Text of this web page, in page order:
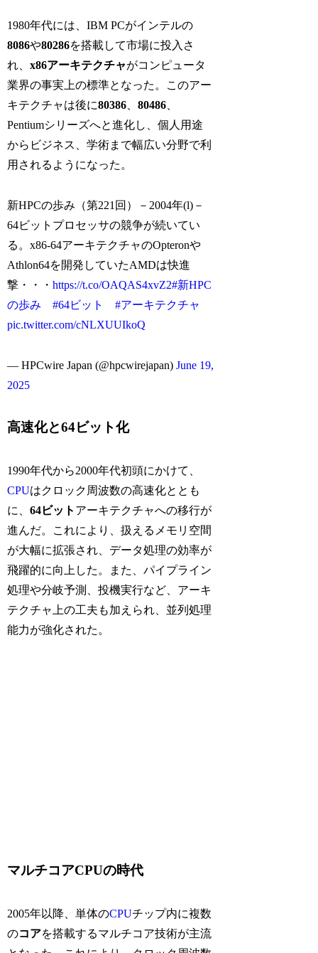
1980年代には、IBM PCがインテルの
8086や80286を搭載して市場に投入さ
れ、x86アーキテクチャがコンピュータ
業界の事実上の標準となった。このアー
キテクチャは後に80386 、80486
Pentiumシリーズへと進化し、個人用途
からビジネス、学術まで幅広い分野で利
用されるようになった。
新HPCの歩み（第221回）－2004年(l)－
64ビットプロセッサの競争が続いてい
る。x86-64アーキテクチャのOpteronや
Athlon64を開発していたAMDは快進
撃・・・https://t.co/OAQAS4xvZ2#新HPC
の歩み
#64ビット
#アーキテクチャ
pic.twitter.com/cNLXUUIkoQ
— HPCwire Japan (@hpcwirejapan)June 19,
2025
高速化と64ビット化
1990年代から2000年代初頭にかけて、
CPUはクロック周波数の高速化ととも
に、64ビット アーキテクチャへの移行が
進んだ。これにより、扱えるメモリ空間
が大幅に拡張され、データ処理の効率が
飛躍的に向上した。また、パイプライン
処理や分岐予測、投機実行など、アーキ
テクチャ上の工夫も加えられ、並列処理
能力が強化された。
マルチコアCPUの時代
2005年以降、単体のCPUチップ内に複数
のコアを搭載するマルチコア技術が主流